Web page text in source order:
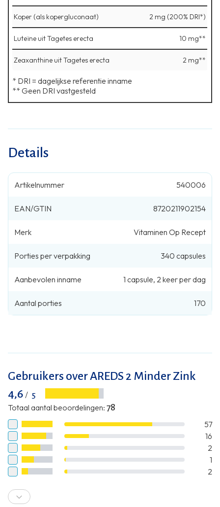
Details
Artikelnummer 540006
EAN/GTIN 8720211902154
Merk Vitaminen Op Recept
Porties per verpakking 340 capsules
Aanbevolen inname 1 capsule, 2 keer per dag
Aantal porties 170
Koper (als kopergluconaat) 2 mg (200% DRI*)
Luteïne uit Tagetes erecta 10 mg**
Zeaxanthine uit Tagetes erecta 2 mg**
* DRI = dagelijkse referentie inname
** Geen DRI vastgesteld
Gebruikers over AREDS 2 Minder Zink
4,6 / 5
Totaal aantal beoordelingen: 78
57
16
2
1
2